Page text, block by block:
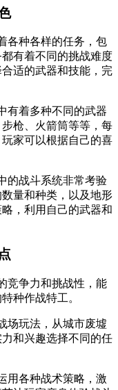
种各样的任务，包
有着不同的挑战难度
适的武器和技能，完
着多种不同的武器
枪、火箭筒等等，每
家可以根据自己的喜
战斗系统非常考验
量和种类，以及地形
，利用自己的武器和
争力和挑战性，能
种作战特工。
玩法，从城市废墟
和兴趣选择不同的任
各种战术策略，激